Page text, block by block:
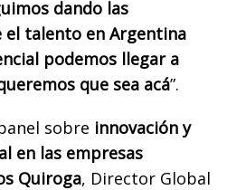
dando las
el talento en Argentina
podemos llegar a
que sea acá”.
sobre innovación y
en las empresas
Quiroga, Director Global